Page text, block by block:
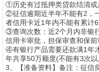
①历史有过抵押类贷款结清或
②征信逾期近半年不能有2，
者信用卡近1年内不能有累计
③查询次数：近2个月内非银
信用卡审批，担保审查和保
④有银行产品需要还款满1年
年共享50万额度(不能有3次
3、【准备资料】备注：征信